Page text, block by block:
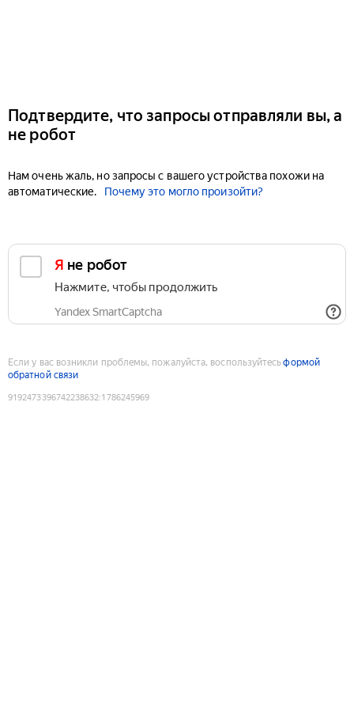
Подтвердите, что запросы отправляли вы, а
не робот
Нам очень жаль, но запросы с вашего устройства похожи на
автоматические.
Почему это могло произойти?
Я не робот
Нажмите, чтобы продолжить
Yandex SmartCaptcha
Если у вас возникли проблемы, пожалуйста, воспользуйтесьформой
обратной связи
9192473396742238632:1786245969